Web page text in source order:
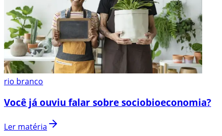
rio branco
Você já ouviu falar sobre sociobioeconomia?
Ler matéria